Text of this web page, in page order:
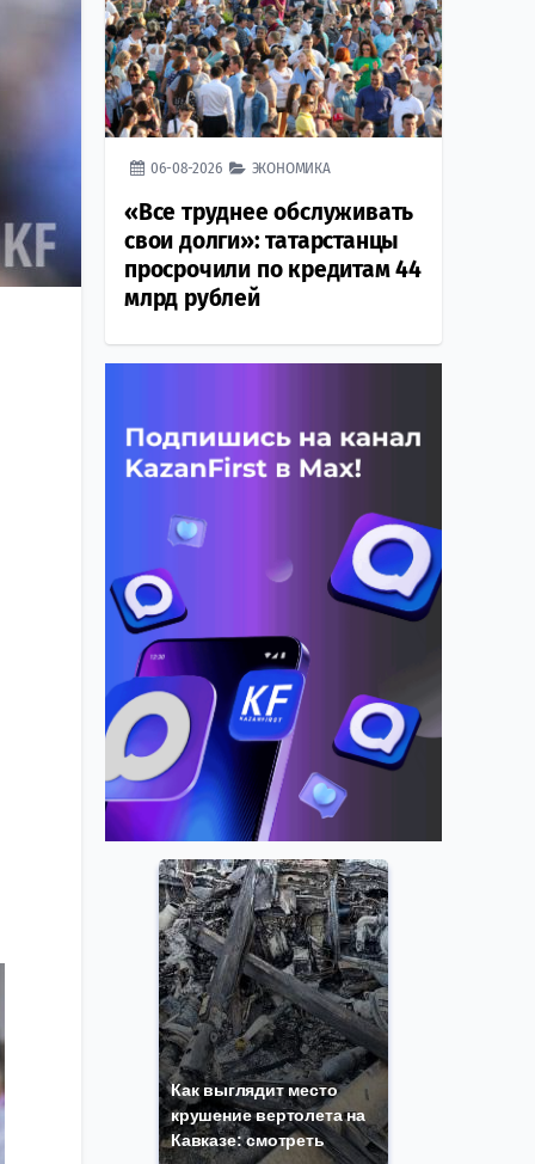
06-08-2026 ЭКОНОМИКА
«Все труднее обслуживать
свои долги»: татарстанцы
просрочили по кредитам 44
млрд рублей
Как выглядит место
крушение вертолета на
Кавказе: смотреть